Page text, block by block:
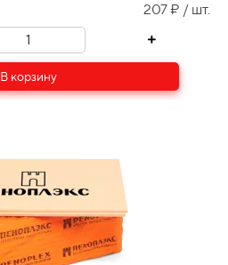
207 ₽ / шт.
В корзину